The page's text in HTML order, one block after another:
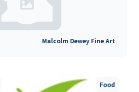
Malcolm Dewey Fine Art
Food